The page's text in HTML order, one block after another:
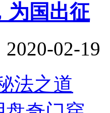
为国出征
02-19